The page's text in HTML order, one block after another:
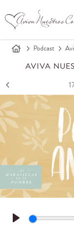
Podcast
AVIVA
Play